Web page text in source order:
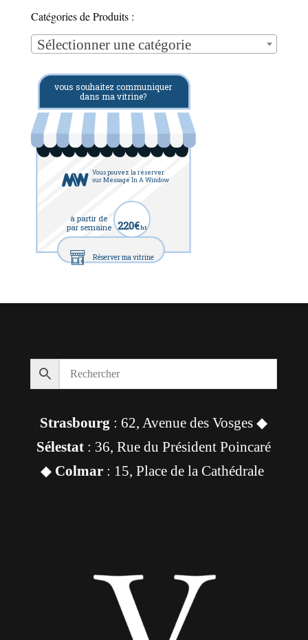
Catégories de Produits :
Sélectionner une catégorie
vous souhaitez communiquer
dans ma vitrine?
Vous pouvez la réserver
sur Message In A Window
à partir de
par semaine 220€ht
Réserver ma vitrine
Strasbourg : 62, Avenue des Vosges ◆
Sélestat : 36, Rue du Président Poincaré
◆ Colmar: 15, Place de la Cathédrale